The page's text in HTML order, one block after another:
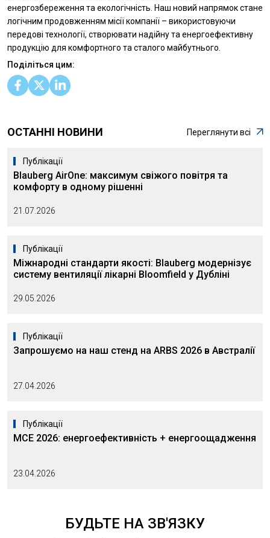
енергозбереження та екологічність. Наш новий напрямок стане
логічним продовженням місії компанії – використовуючи
передові технології, створювати надійну та енергоефективну
продукцію для комфортного та сталого майбутнього.
Поділіться цим:
ОСТАННІ НОВИНИ Переглянути всі
Публікації
Blauberg AirOne: максимум свіжого повітря та
комфорту в одному рішенні
21.07.2026
Публікації
Міжнародні стандарти якості: Blauberg модернізує
систему вентиляції лікарні Bloomfield у Дубліні
29.05.2026
Публікації
Запрошуємо на наш стенд на ARBS 2026 в Австралії
27.04.2026
Публікації
MCE 2026: енергоефективність + енергоощадження
23.04.2026
БУДЬТЕ НА ЗВ'ЯЗКУ